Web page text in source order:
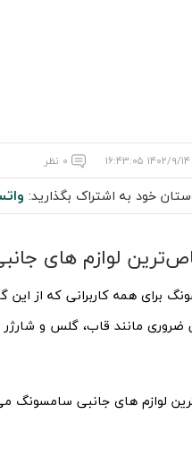
۱۴۰۲/۹/۱۴ ۱۶:۴۳:۰۵ ۰ نظر
خود به اشتراک بگذارید:
برای همه کاربرانی که از
ضروری مانند قاب، گلس و شارژر
لوازم های جانبی سامسونگ